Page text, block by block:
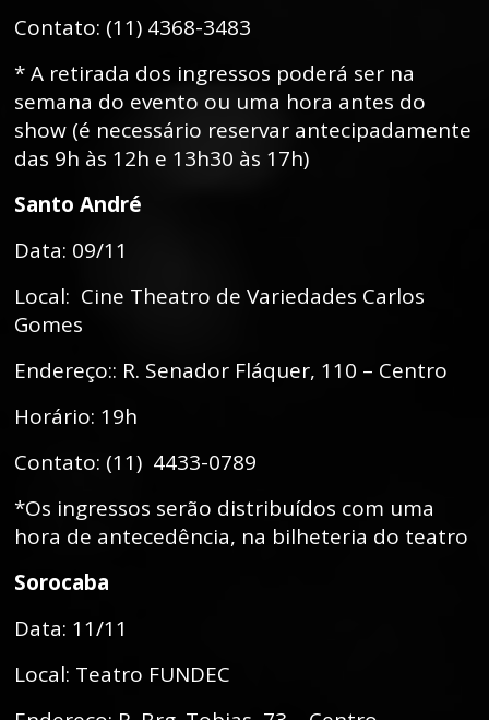
Contato: (11) 4368-3483
* A retirada dos ingressos poderá ser na
semana do evento ou uma hora antes do
show (é necessário reservar antecipadamente
das 9h às 12h e 13h30 às 17h)
Santo André
Data: 09/11
Local: Cine Theatro de Variedades Carlos
Gomes
Endereço:: R. Senador Fláquer, 110 – Centro
Horário: 19h
Contato: (11) 4433-0789
*Os ingressos serão distribuídos com uma
hora de antecedência, na bilheteria do teatro
Sorocaba
Data: 11/11
Local: Teatro FUNDEC